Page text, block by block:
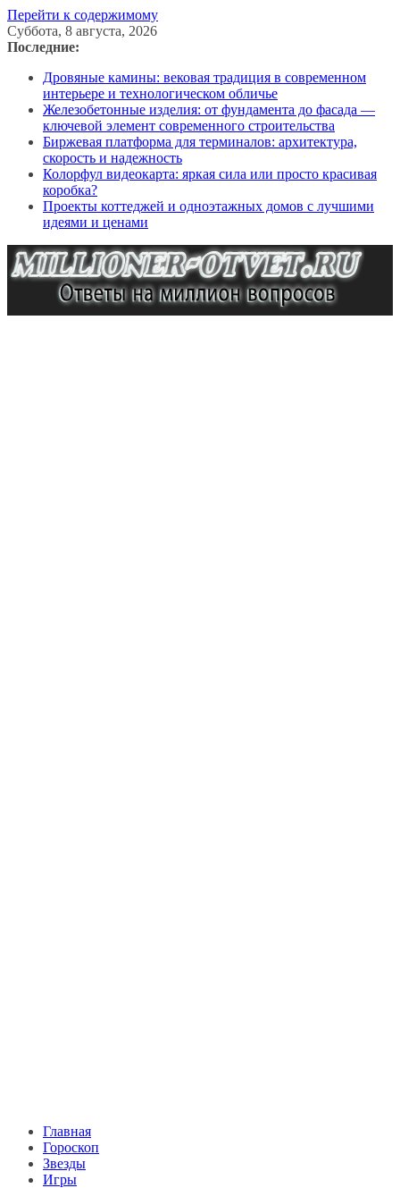
Перейти к содержимому
Суббота, 8 августа, 2026
Последние:
Дровяные камины: вековая традиция в современном
интерьере и технологическом обличье
Железобетонные изделия: от фундамента до фасада —
ключевой элемент современного строительства
Биржевая платформа для терминалов: архитектура,
скорость и надежность
Колорфул видеокарта: яркая сила или просто красивая
коробка?
Проекты коттеджей и одноэтажных домов с лучшими
идеями и ценами
Главная
Гороскоп
Звезды
Игры